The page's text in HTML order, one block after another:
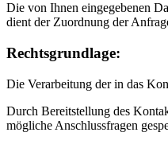
Die von Ihnen eingegebenen
dient der Zuordnung der
Rechtsgrundlage:
Die Verarbeitung der in das
Durch Bereitstellung des
mögliche Anschlussfragen